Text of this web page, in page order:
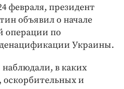
февраля, президент
объявил о начале
операции по
Украины.
в каких
оскорбительных и